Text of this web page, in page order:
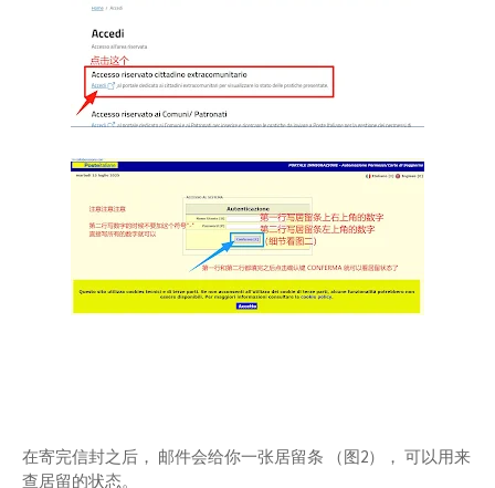
在寄完信封之后， 邮件会给你一张居留条 （图2）， 可以用来
查居留的状态。